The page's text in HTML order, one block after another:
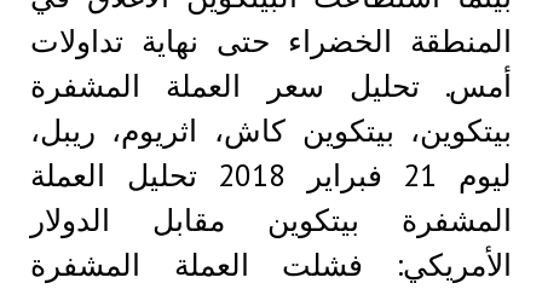
المنطقة الخضراء حتى نهاية تداولات
أمس. تحليل سعر العملة المشفرة
بيتكوين، بيتكوين كاش، اثريوم، ريبل،
ليوم 21 فبراير 2018 تحليل العملة
المشفرة بيتكوين مقابل الدولار
الأمريكي: فشلت العملة المشفرة